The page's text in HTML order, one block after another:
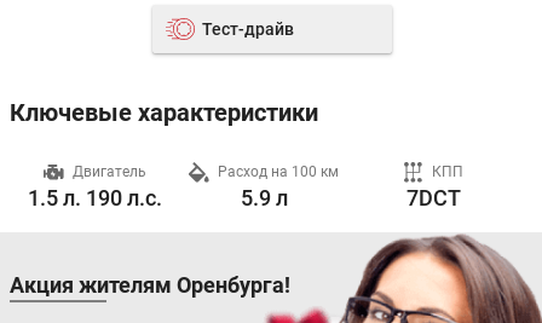
Тест-драйв
Ключевые характеристики
Двигатель
1.5 л. 190 л.с.
Расход на 100 км
5.9 л
КПП
7DCT
Акция жителям Оренбурга!